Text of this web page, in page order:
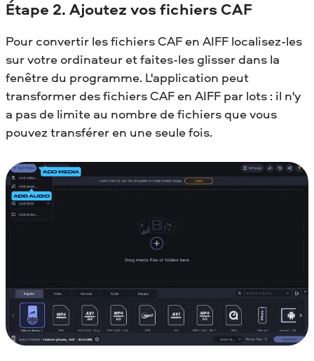
Étape 2. Ajoutez vos fichiers CAF
Pour convertir les fichiers CAF en AIFF localisez-les
sur votre ordinateur et faites-les glisser dans la
fenêtre du programme. L'application peut
transformer des fichiers CAF en AIFF par lots : il n'y
a pas de limite au nombre de fichiers que vous
pouvez transférer en une seule fois.